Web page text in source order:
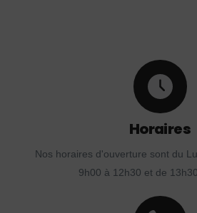
Horaires
Nos horaires d'ouverture sont du
9h00 à 12h30 et de